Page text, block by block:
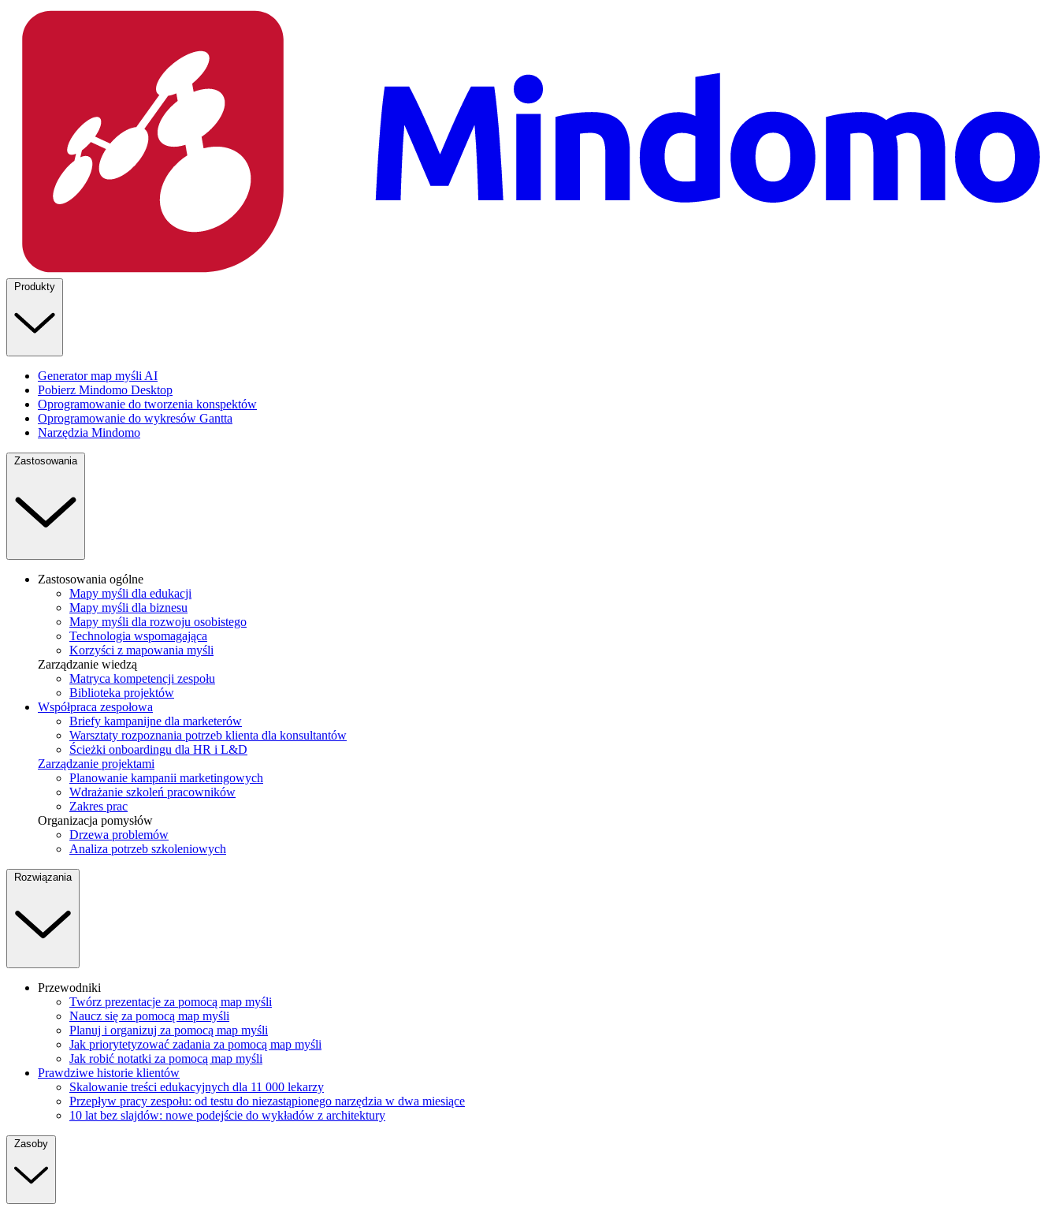
Produkty
Generator map myśli AI
Pobierz Mindomo Desktop
Oprogramowanie do tworzenia konspektów
Oprogramowanie do wykresów Gantta
Narzędzia Mindomo
Zastosowania
Zastosowania ogólne
Mapy myśli dla edukacji
Mapy myśli dla biznesu
Mapy myśli dla rozwoju osobistego
Technologia wspomagająca
Korzyści z mapowania myśli
Zarządzanie wiedzą
Matryca kompetencji zespołu
Biblioteka projektów
Współpraca zespołowa
Briefy kampanijne dla marketerów
Warsztaty rozpoznania potrzeb klienta dla konsultantów
Ścieżki onboardingu dla HR i L&D
Zarządzanie projektami
Planowanie kampanii marketingowych
Wdrażanie szkoleń pracowników
Zakres prac
Organizacja pomysłów
Drzewa problemów
Analiza potrzeb szkoleniowych
Rozwiązania
Przewodniki
Twórz prezentacje za pomocą map myśli
Naucz się za pomocą map myśli
Planuj i organizuj za pomocą map myśli
Jak priorytetyzować zadania za pomocą map myśli
Jak robić notatki za pomocą map myśli
Prawdziwe historie klientów
Skalowanie treści edukacyjnych dla 11 000 lekarzy
Przepływ pracy zespołu: od testu do niezastąpionego narzędzia w dwa miesiące
10 lat bez slajdów: nowe podejście do wykładów z architektury
Zasoby